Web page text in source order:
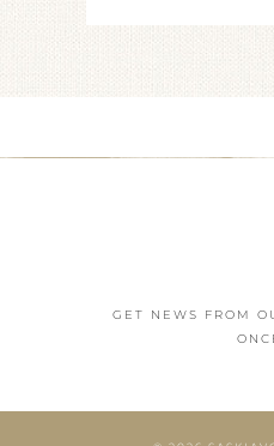
GET NEWS FROM